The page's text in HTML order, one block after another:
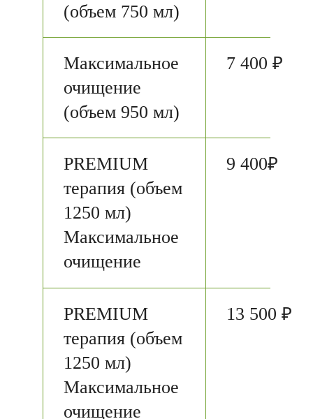
(объем 750 мл)
Максимальное
очищение
(объем 950 мл)
7 400 ₽
PREMIUM
терапия (объем
1250 мл)
Максимальное
очищение
9 400₽
PREMIUM
терапия (объем
1250 мл)
Максимальное
очищение
13 500 ₽